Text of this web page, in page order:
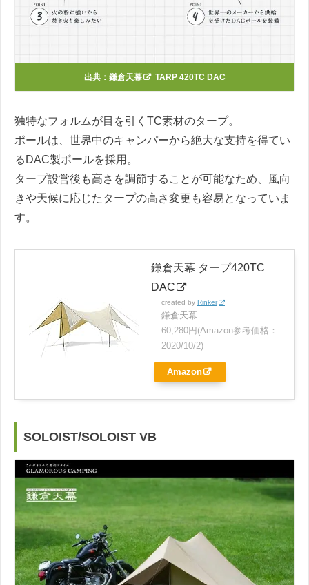
出典： 鎌倉天幕 TARP 420TC DAC
独特なフォルムが目を引くTC素材のタープ。
ポールは、世界中のキャンパーから絶大な支持を得てい
るDAC製ポールを採用。
タープ設営後も高さを調節することが可能なため、風向
きや天候に応じたタープの高さ変更も容易となっていま
す。
鎌倉天幕 タープ420TC
DAC
created by Rinker
鎌倉天幕
60,280円(Amazon参考価格：
2020/10/2)
Amazon
SOLOIST/SOLOIST VB